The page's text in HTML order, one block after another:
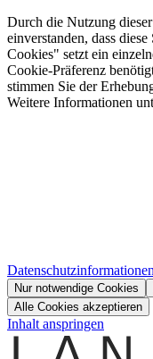
Durch die Nutzung
einverstanden, dass
Cookies" setzt ein
Cookie-Präferenz
stimmen Sie der
Weitere Informationen
Datenschutzinformationen
Nur notwendige Cookies
Alle Cookies akzeptieren
Inhalt anspringen